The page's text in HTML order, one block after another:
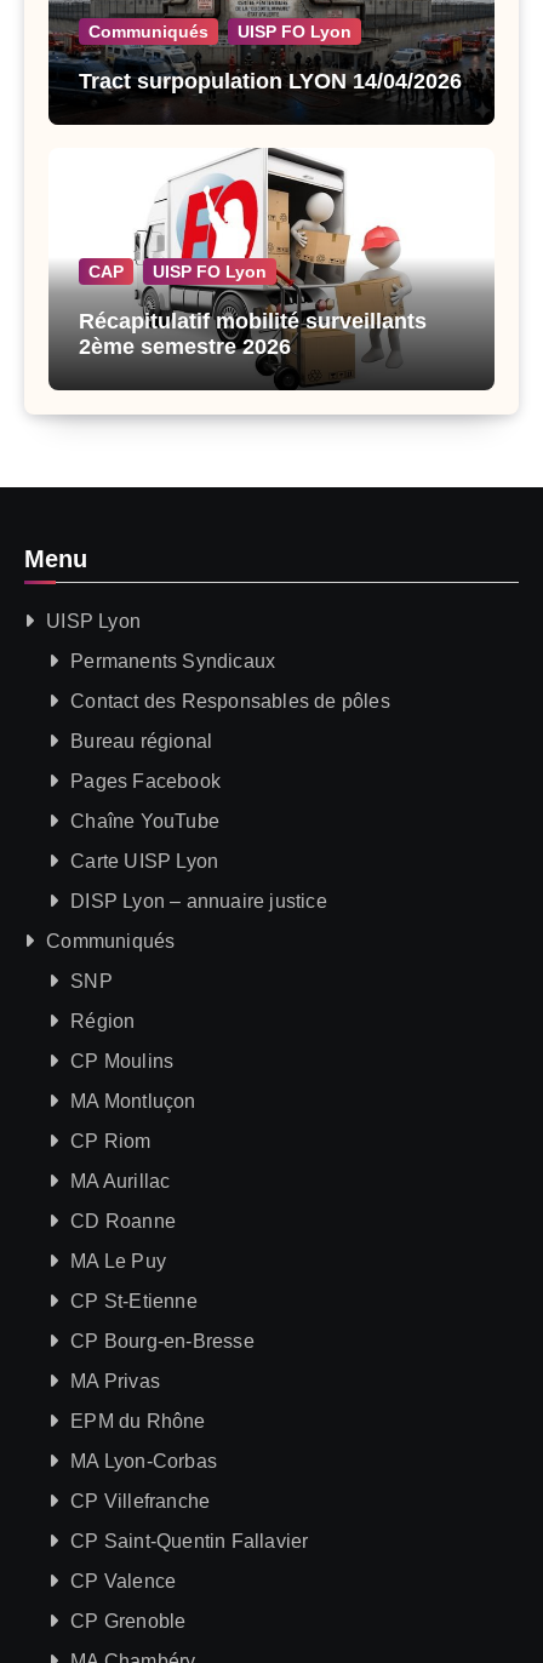
Communiqués UISP FO Lyon
Tract surpopulation LYON 14/04/2026
CAP UISP FO Lyon
Récapitulatif mobilité surveillants
2ème semestre 2026
Menu
UISP Lyon
Permanents Syndicaux
Contact des Responsables de pôles
Bureau régional
Pages Facebook
Chaîne YouTube
Carte UISP Lyon
DISP Lyon – annuaire justice
Communiqués
SNP
Région
CP Moulins
MA Montluçon
CP Riom
MA Aurillac
CD Roanne
MA Le Puy
CP St-Etienne
CP Bourg-en-Bresse
MA Privas
EPM du Rhône
MA Lyon-Corbas
CP Villefranche
CP Saint-Quentin Fallavier
CP Valence
CP Grenoble